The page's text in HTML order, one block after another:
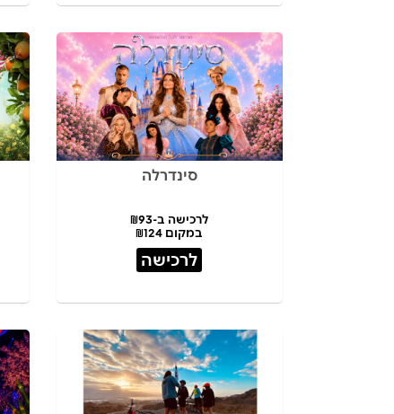
סינדרלה
לרכישה ב-₪93
במקום ₪124
לרכישה